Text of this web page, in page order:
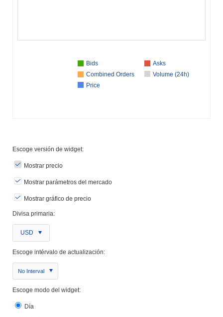
Bids
Asks
Combined Orders
Volume (24h)
Price
Escoge versión de widget:
Mostrar precio
Mostrar parámetros del mercado
Mostrar gráfico de precio
Divisa primaria:
USD
Escoge intérvalo de actualización:
No Interval
Escoge modo del widget:
Día